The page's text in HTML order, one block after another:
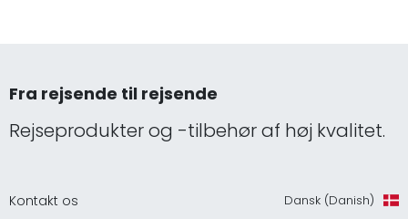
Fra rejsende til rejsende
Rejseprodukter og -tilbehør af høj kvalitet.
Kontakt os
Dansk (Danish)